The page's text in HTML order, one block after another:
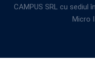
CAMPUS SRL cu sediul
Micro